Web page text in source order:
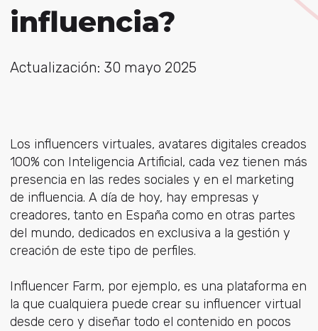
influencia?
Actualización: 30 mayo 2025
Los influencers virtuales, avatares digitales creados
100% con Inteligencia Artificial, cada vez tienen más
presencia en las redes sociales y en el marketing
de influencia. A día de hoy, hay empresas y
creadores, tanto en España como en otras partes
del mundo, dedicados en exclusiva a la gestión y
creación de este tipo de perfiles.
Influencer Farm, por ejemplo, es una plataforma en
la que cualquiera puede crear su influencer virtual
desde cero y diseñar todo el contenido en pocos